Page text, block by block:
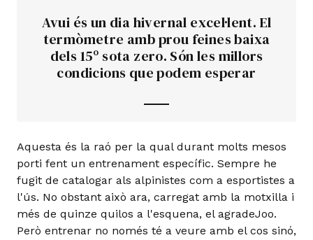
Avui és un dia hivernal excel·lent. El
termòmetre amb prou feines baixa
dels 15º sota zero. Són les millors
condicions que podem esperar
Aquesta és la raó per la qual durant molts mesos
porti fent un entrenament específic. Sempre he
fugit de catalogar als alpinistes com a esportistes a
l'ús. No obstant això ara, carregat amb la motxilla i
més de quinze quilos a l'esquena, el agradeJoo.
Però entrenar no només té a veure amb el cos sinó,